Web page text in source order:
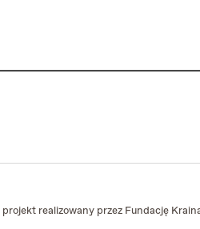
realizowany przez Fundację